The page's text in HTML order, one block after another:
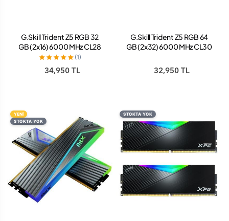
G.Skill Trident Z5 RGB 32
GB (2x16) 6000 MHz CL28
F5-6000J2836G16GX2-
TZ5RK DDR5 Ram
(1)
34,950 TL
G.Skill Trident Z5 RGB 64
GB (2x32) 6000 MHz CL30
TZ5RW DDR5 Ram
32,950 TL
YENİ
STOKTA YOK
STOKTA YOK